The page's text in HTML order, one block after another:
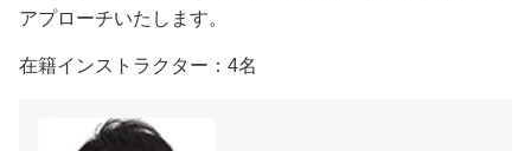
アプローチいたします。
在籍インストラクター：4名